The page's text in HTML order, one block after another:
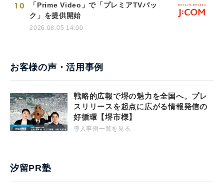
10
「Prime Video」で「プレミアTVパッ
ク」を提供開始
2026.08.05 14:00
お客様の声・活用事例
戦略的広報で堺の魅力を全国へ。プレ
スリリースを起点に広がる情報発信の
好循環【堺市様】
導入事例一覧を見る
汐留PR塾